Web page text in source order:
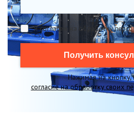
Я согласен на обработку
Получить
Нажимая на кнопку,
согласие на обработку своих